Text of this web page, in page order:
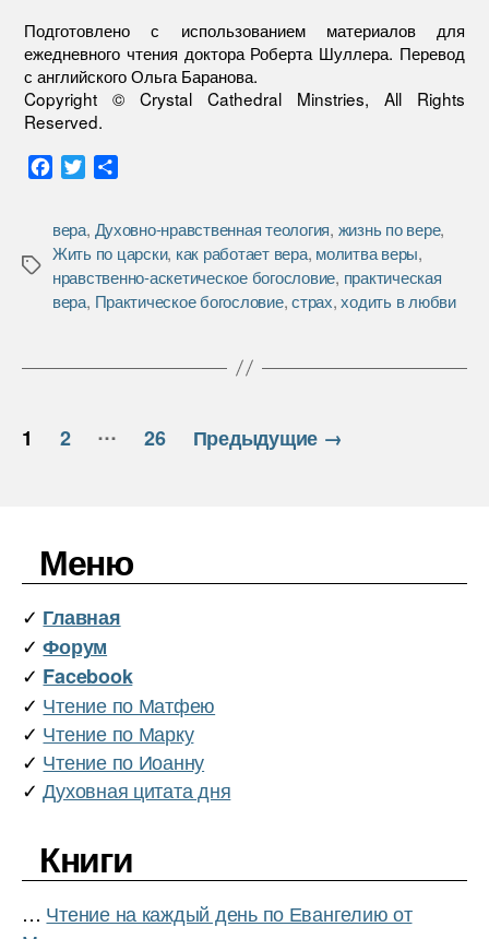
Подготовлено с использованием материалов для
ежедневного чтения доктора Роберта Шуллера. Перевод
с английского Ольга Баранова.
Copyright © Crystal Cathedral Minstries, All Rights
Reserved.
e
b
o
o
t
t
e
r
р
а
в
и
Метки
вера, Духовно-нравственная теология, жизнь по вере,
Жить по царски, как работает вера, молитва веры,
нравственно-аскетическое богословие, практическая
вера, Практическое богословие,страх,ходить в любви
Пагинация
1 2 … 26 Предыдущие →
Меню
✓ Главная
✓Форум
✓ Facebook
✓ Чтение по Матфею
✓ Чтение по Марку
✓ Чтение по Иоанну
✓Духовная цитата дня
Книги
… Чтение на каждый день по Евангелию от